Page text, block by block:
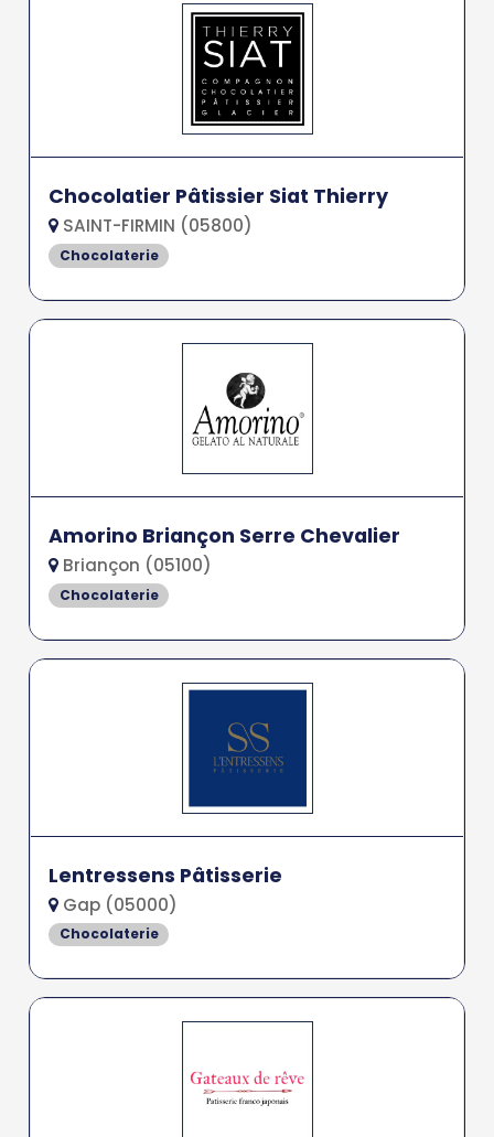
Chocolatier Pâtissier Siat Thierry
SAINT-FIRMIN (05800)
Chocolaterie
Amorino Briançon Serre Chevalier
Briançon (05100)
Chocolaterie
Lentressens Pâtisserie
Gap (05000)
Chocolaterie